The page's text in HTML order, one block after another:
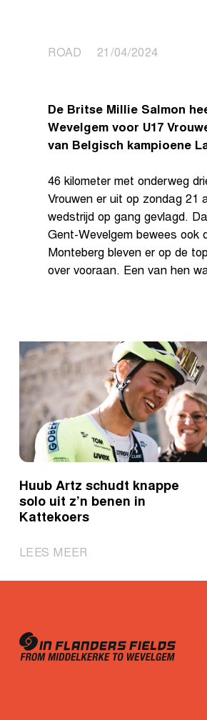
ROAD 21/04/2024
De Britse Millie Salmon
Wevelgem voor U17
van Belgisch kampioene
46 kilometer met onderweg
Vrouwen er uit op zondag 21
wedstrijd op gang gevlagd.
Gent-Wevelgem bewees ook
Monteberg bleven er op de
over vooraan. Een van hen
Huub Artz schudt knappe
solo uit z’n benen in
Kattekoers
LEES MEER
solo
uit